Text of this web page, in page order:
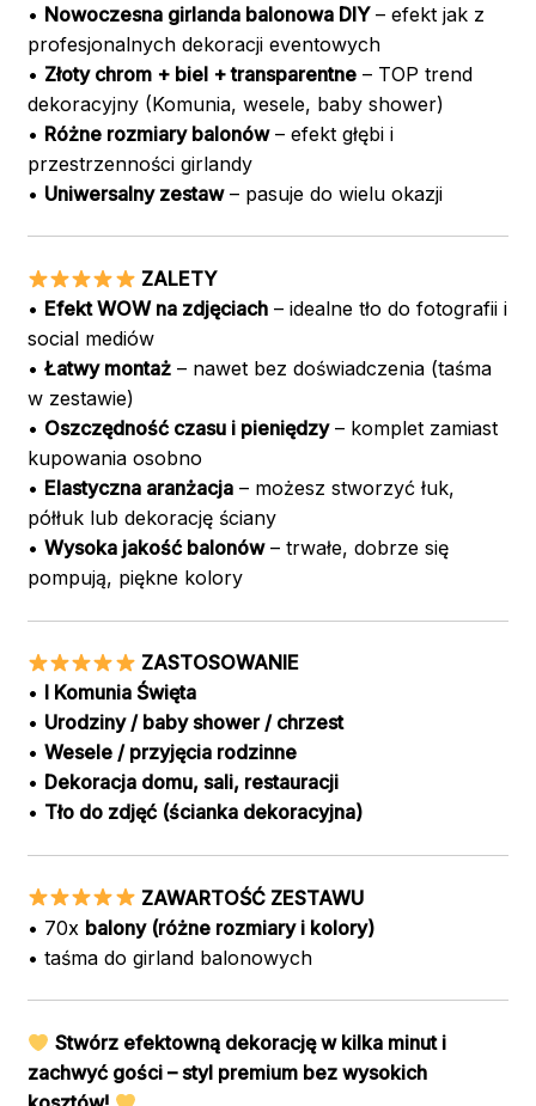
• Nowoczesna girlanda balonowa DIY– efekt jak z
profesjonalnych dekoracji eventowych
• Złoty chrom + biel + transparentne– TOP trend
dekoracyjny (Komunia, wesele, baby shower)
• Różne rozmiary balonów– efekt głębi i
przestrzenności girlandy
• Uniwersalny zestaw– pasuje do wielu okazji
ZALETY
• Efekt WOW na zdjęciach– idealne tło do fotografii i
social mediów
• Łatwy montaż– nawet bez doświadczenia (taśma
w zestawie)
• Oszczędność czasu i pieniędzy– komplet zamiast
kupowania osobno
• Elastyczna aranżacja– możesz stworzyć łuk,
półłuk lub dekorację ściany
• Wysoka jakość balonów– trwałe, dobrze się
pompują, piękne kolory
ZASTOSOWANIE
• I Komunia Święta
• Urodziny / baby shower / chrzest
• Wesele / przyjęcia rodzinne
• Dekoracja domu, sali, restauracji
• Tło do zdjęć (ścianka dekoracyjna)
ZAWARTOŚĆ ZESTAWU
• 70x balony (różne rozmiary i kolory)
• taśma do girland balonowych
Stwórz efektowną dekorację w kilka minut i
zachwyć gości – styl premium bez wysokich